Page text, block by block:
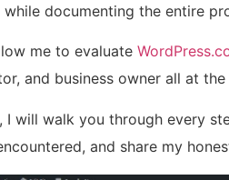
while documenting the entire
me to evaluate
and business owner all at the
I will walk you through every
and share my